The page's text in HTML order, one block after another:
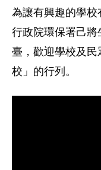
為讓有興趣的學
行政院環保署己
臺，歡迎學校及
校」的行列。